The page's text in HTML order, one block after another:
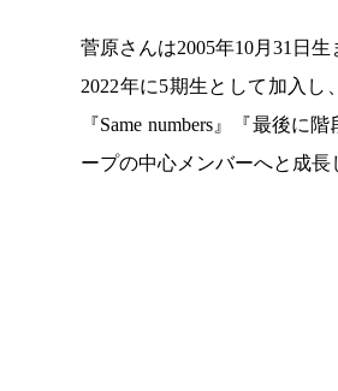
菅原さんは2005年10月31日生
2022年に5期生として加入し
『Same numbers』『最後
ープの中心メンバーへと成長